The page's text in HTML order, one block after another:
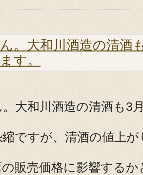
。大和川酒造の清酒
す。
大和川酒造の清酒も3
ですが、清酒の値上
販売価格に影響する